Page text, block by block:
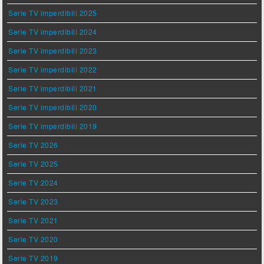
Serie TV imperdibili 2025
Serie TV imperdibili 2024
Serie TV imperdibili 2023
Serie TV imperdibili 2022
Serie TV imperdibili 2021
Serie TV imperdibili 2020
Serie TV imperdibili 2019
Serie TV 2026
Serie TV 2025
Serie TV 2024
Serie TV 2023
Serie TV 2021
Serie TV 2020
Serie TV 2019